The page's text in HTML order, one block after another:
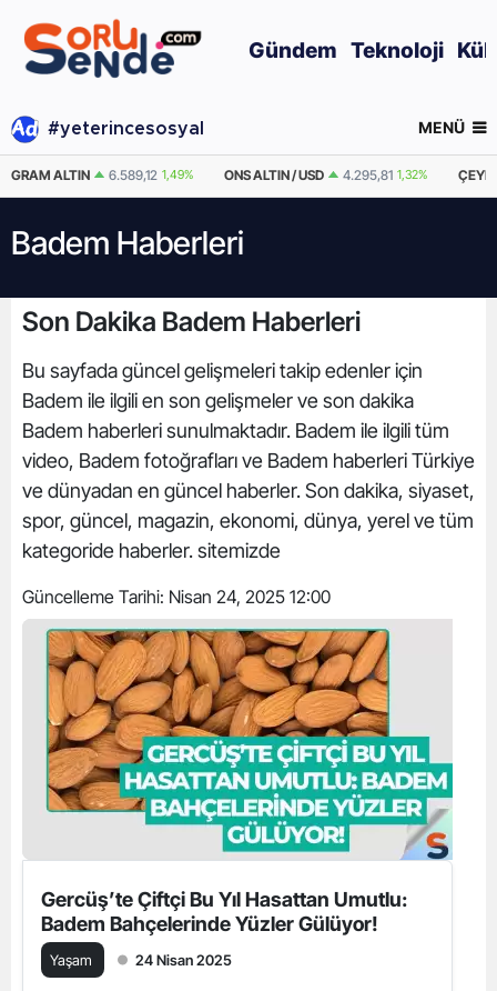
Gündem Teknoloji
#yeterincesosyal MENÜ
GRAM ALTIN 6.589,12 1,49% ONS ALTIN / USD 4.295,81 1,32%
Badem Haberleri
Son Dakika Badem Haberleri
Bu sayfada güncel gelişmeleri takip edenler için
Badem ile ilgili en son gelişmeler ve son dakika
Badem haberleri sunulmaktadır. Badem ile ilgili tüm
video, Badem fotoğrafları ve Badem haberleri Türkiye
ve dünyadan en güncel haberler. Son dakika, siyaset,
spor, güncel, magazin, ekonomi, dünya, yerel ve tüm
kategoride haberler. sitemizde
Güncelleme Tarihi: Nisan 24, 2025 12:00
Gercüş’te Çiftçi Bu Yıl Hasattan Umutlu:
Badem Bahçelerinde Yüzler Gülüyor!
Yaşam 24 Nisan 2025